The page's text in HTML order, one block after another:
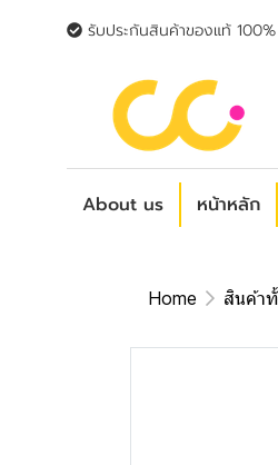
รับประกันสินค้าของแท้ 100%
About us หน้าหลัก
Home สินค้า